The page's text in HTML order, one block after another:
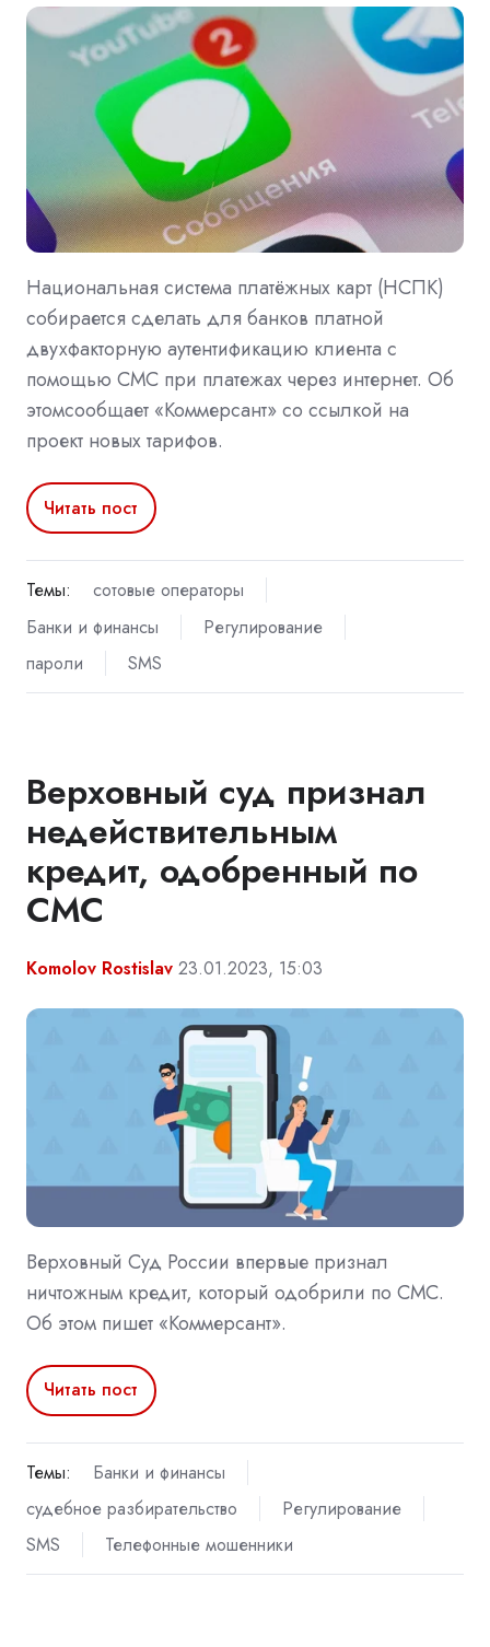
Национальная система платёжных карт (НСПК)
собирается сделать для банков платной
двухфакторную аутентификацию клиента с
помощью СМС при платежах через интернет. Об
этомсообщает «Коммерсант» со ссылкой на
проект новых тарифов.
Читать пост
Темы:
сотовые операторы
Банки и финансы
Регулирование
пароли
SMS
Верховный суд признал
недействительным
кредит, одобренный по
СМС
Komolov Rostislav 23.01.2023, 15:03
Верховный Суд России впервые признал
ничтожным кредит, который одобрили по СМС.
Об этом пишет «Коммерсант».
Читать пост
Темы:
Банки и финансы
судебное разбирательство
Регулирование
SMS
Телефонные мошенники